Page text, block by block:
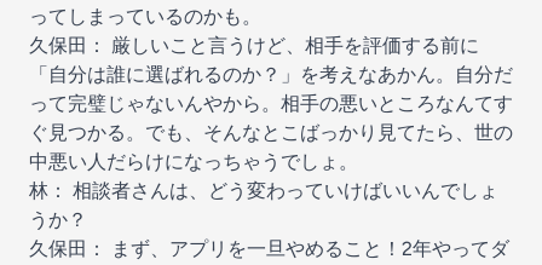
ってしまっているのかも。
久保田： 厳しいこと言うけど、相手を評価する前に
「自分は誰に選ばれるのか？」を考えなあかん。自分だ
って完璧じゃないんやから。相手の悪いところなんてす
ぐ見つかる。でも、そんなとこばっかり見てたら、世の
中悪い人だらけになっちゃうでしょ。
林： 相談者さんは、どう変わっていけばいいんでしょ
うか？
久保田： まず、アプリを一旦やめること！2年やってダ